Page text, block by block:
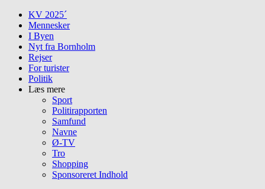
Skip
content
KV 2025´
Mennesker
I Byen
Nyt fra Bornholm
Rejser
For turister
Politik
Læs mere
Sport
Politirapporten
Samfund
Navne
Ø-TV
Tro
Shopping
Sponsoreret Indhold